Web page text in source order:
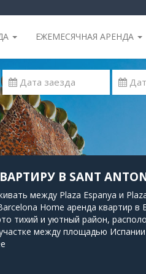
ЕЖЕМЕСЯЧНАЯ АРЕНДА
В SANT
между Plaza Espanya и
Home аренда квартир
тихий и уютный район,
между площадью
в Барселоне.